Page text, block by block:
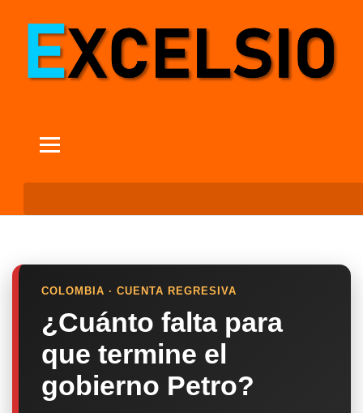
COLOMBIA · CUENTA REGRESIVA
¿Cuánto falta para
que termine el
gobierno Petro?